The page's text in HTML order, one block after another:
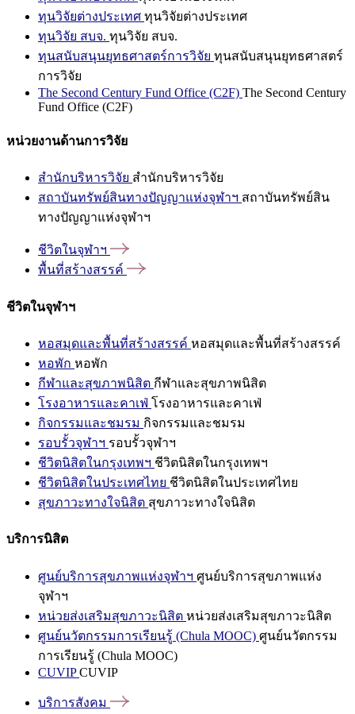
ทุนวิจัยต่างประเทศ ทุนวิจัยต่างประเทศ
ทุนวิจัย สบจ. ทุนวิจัย สบจ.
ทุนสนับสนุนยุทธศาสตร์การวิจัย ทุนสนับสนุนยุทธศาสตร์
การวิจัย
The Second Century Fund Office (C2F) The Second Century
Fund Office (C2F)
หน่วยงานด้านการวิจัย
สำนักบริหารวิจัย สำนักบริหารวิจัย
สถาบันทรัพย์สินทางปัญญาแห่งจุฬาฯ สถาบันทรัพย์สิน
ทางปัญญาแห่งจุฬาฯ
ชีวิตในจุฬาฯ
พื้นที่สร้างสรรค์
ชีวิตในจุฬาฯ
หอสมุดและพื้นที่สร้างสรรค์ หอสมุดและพื้นที่สร้างสรรค์
หอพัก หอพัก
กีฬาและสุขภาพนิสิต กีฬาและสุขภาพนิสิต
โรงอาหารและคาเฟ่ โรงอาหารและคาเฟ่
กิจกรรมและชมรม กิจกรรมและชมรม
รอบรั้วจุฬาฯ รอบรั้วจุฬาฯ
ชีวิตนิสิตในกรุงเทพฯ ชีวิตนิสิตในกรุงเทพฯ
ชีวิตนิสิตในประเทศไทย ชีวิตนิสิตในประเทศไทย
สุขภาวะทางใจนิสิต สุขภาวะทางใจนิสิต
บริการนิสิต
ศูนย์บริการสุขภาพแห่งจุฬาฯ ศูนย์บริการสุขภาพแห่ง
จุฬาฯ
หน่วยส่งเสริมสุขภาวะนิสิต หน่วยส่งเสริมสุขภาวะนิสิต
ศูนย์นวัตกรรมการเรียนรู้ (Chula MOOC) ศูนย์นวัตกรรม
การเรียนรู้ (Chula MOOC)
CUVIPCUVIP
บริการสังคม